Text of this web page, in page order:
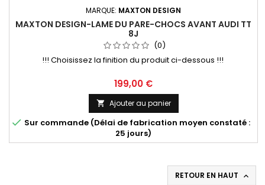
MARQUE: MAXTON DESIGN
MAXTON DESIGN-LAME DU PARE-CHOCS AVANT AUDI TT
8J
(0)
!!! Choisissez la finition du produit ci-dessous !!!
Prix
199,00 €
 Ajouter au panier
 Sur commande (Délai de fabrication moyen constaté :
25 jours)
RETOUR EN HAUT 